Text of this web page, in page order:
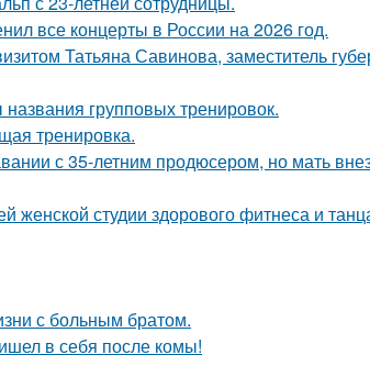
все концерты в России на 2026 год.
Татьяна Савинова, заместитель
групповых тренировок.
тренировка.
с 35-летним продюсером, но мать
женской студии здорового фитнеса и
с больным братом.
в себя после комы!